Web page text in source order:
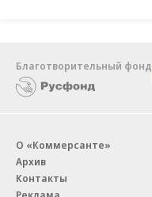
Благотворительный фонд
О «Коммерсанте»
Архив
Контакты